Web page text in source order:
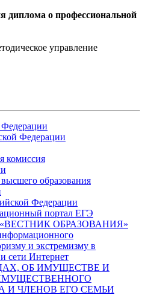
диплома о профессиональной
управление
Федерации
Федерации
комиссия
образования
Федерации
портал ЕГЭ
«ВЕСТНИК ОБРАЗОВАНИЯ»
и экстремизму в
сети Интернет
ОБ ИМУЩЕСТВЕ И
И ЧЛЕНОВ ЕГО СЕМЬИ